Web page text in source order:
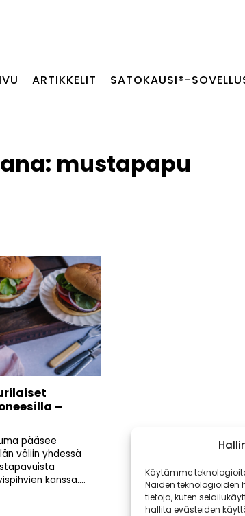
Käytämme
Näiden teknologioiden
tietoja, kuten
hallita evästeiden
ARTIKKELIT SATOKAUSI®-
mustapapu
–
pääsee
väliin yhdessä
kanssa....